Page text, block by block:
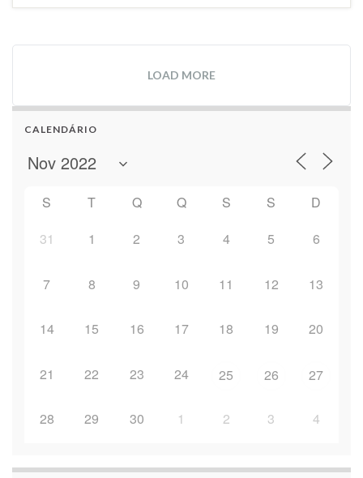
LOAD MORE
CALENDÁRIO
S T Q Q S S
D
31
1 2 3 4 5 6
7 8 9 10 11 12 13
14 15 16 17 18 19 20
21 22 23 24 25 26 27
28 29 30 1 2 3 4